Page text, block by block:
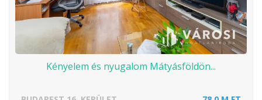
Kényelem és nyugalom Mátyásföldön...